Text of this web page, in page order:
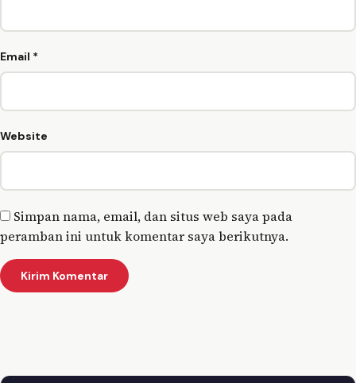
Email *
Website
Simpan nama, email, dan situs web saya pada
peramban ini untuk komentar saya berikutnya.